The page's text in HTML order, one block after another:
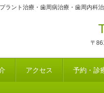
ラント治療・歯周病治療・歯周内科
〒
アクセス 予約・診